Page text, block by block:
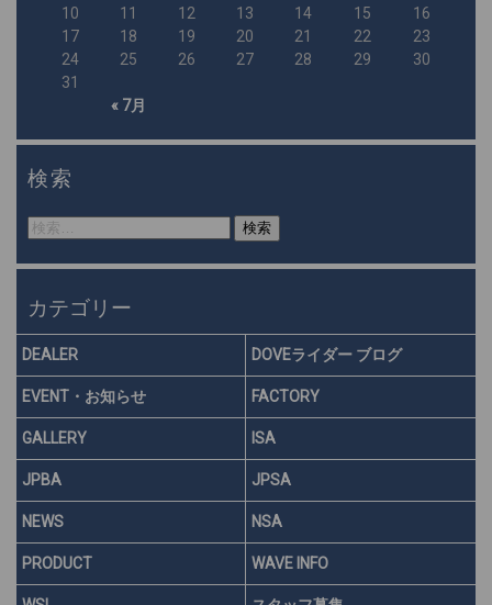
« 7月
10
11 12 13 14 15
16
17
18 19 20 21 22
23
24
25 26 27 28 29
30
31
検索
検
索:
カテゴリー
DEALER DOVEライダー ブログ
EVENT・お知らせ FACTORY
GALLERY ISA
JPBA JPSA
NEWS NSA
PRODUCT WAVE INFO